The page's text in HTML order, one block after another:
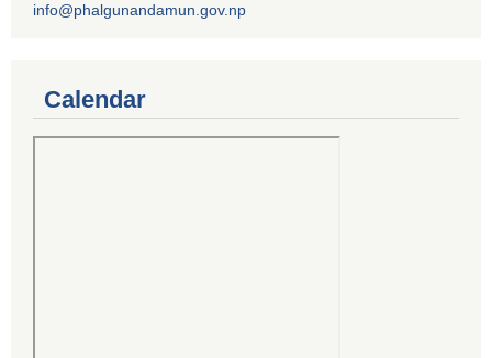
info@phalgunandamun.gov.np
Calendar